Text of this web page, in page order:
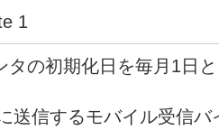
1
タの初期化日を毎月1日
送信するモバイル受信